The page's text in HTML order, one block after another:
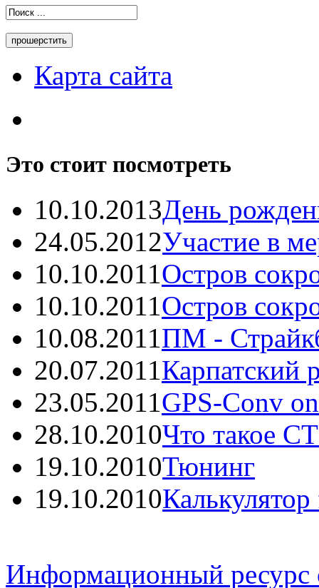
Карта сайта
Это стоит посмотреть
10.10.2013День
24.05.2012Участие в
10.10.2011Остров
10.10.2011Остров
10.08.2011ПМ -
20.07.2011Карпатский
23.05.2011GPS-Conv
28.10.2010Что такое
19.10.2010Тюнинг
19.10.2010
Информационный ресурс